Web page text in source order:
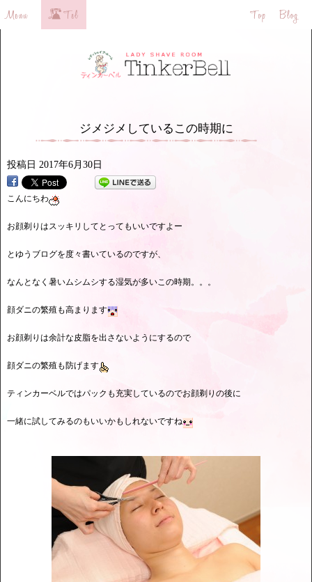
ジメジメしているこの時期に
投稿日 2017年6月30日
こんにちわ
お顔剃りはスッキリしてとってもいいですよー
とゆうブログを度々書いているのですが、
なんとなく暑いムシムシする湿気が多いこの時期。。。
顔ダニの繁殖も高まります
お顔剃りは余計な皮脂を出さないようにするので
顔ダニの繁殖も防げます
ティンカーベルではパックも充実しているのでお顔剃りの後に
一緒に試してみるのもいいかもしれないですね